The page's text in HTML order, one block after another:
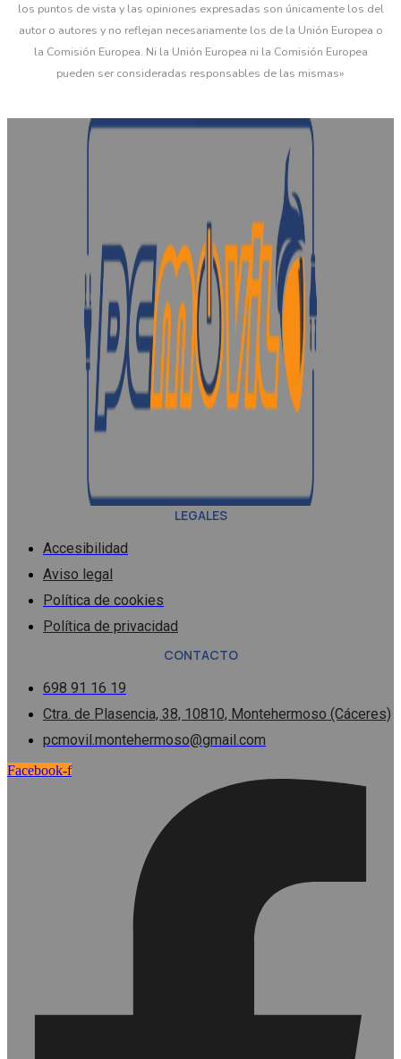
los puntos de vista y las opiniones expresadas son únicamente los del
autor o autores y no reflejan necesariamente los de la Unión Europea o
la Comisión Europea. Ni la Unión Europea ni la Comisión Europea
pueden ser consideradas responsables de las mismas»
LEGALES
Accesibilidad
Aviso legal
Política de cookies
Política de privacidad
CONTACTO
698 91 16 19
Ctra. de Plasencia, 38, 10810, Montehermoso (Cáceres)
pcmovil.montehermoso@gmail.com
Facebook-f